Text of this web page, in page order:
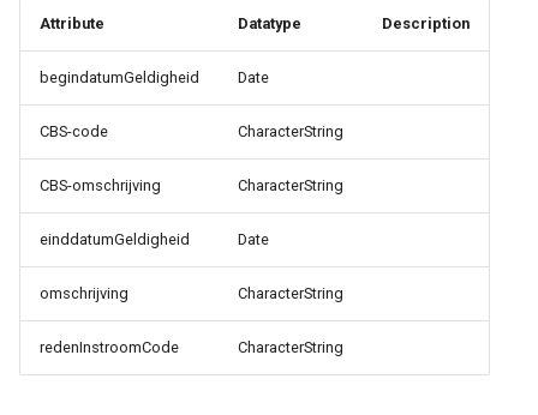
Attribute Datatype Description
begindatumGeldigheid Date
CBS-code CharacterString
CBS-omschrijving CharacterString
einddatumGeldigheid Date
omschrijving CharacterString
redenInstroomCode CharacterString